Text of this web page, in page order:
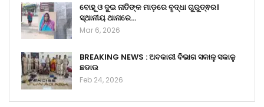
ବୋହୂ ଓ ଦୁଇ ନାତିଙ୍କ ମାଡ଼ରେ ବୃଦ୍ଧା ଗୁରୁତ୍ଵର।
ସ୍ଥାନୀୟ ଥାନାରେ…
Mar 6, 2026
BREAKING NEWS : ଅବକାରୀ ବିଭାଗ ସକାଳୁ ସକାଳୁ
ଛଡାଉ
Feb 24, 2026